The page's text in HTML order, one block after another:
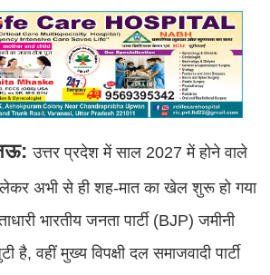
उत्तर प्रदेश में साल 2027 में होने वाले
लेकर अभी से ही शह-मात का खेल शुरू हो गया
भारतीय जनता पार्टी (BJP) जमीनी
है, वहीं मुख्य विपक्षी दल समाजवादी पार्टी